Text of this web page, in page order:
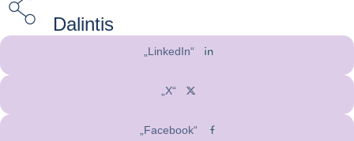
Dalintis
„LinkedIn“
„X“
„Facebook“